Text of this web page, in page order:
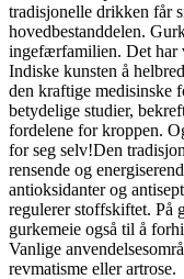
tradisjonelle drikken får
hovedbestanddelen.
ingefærfamilien. Det har
Indiske kunsten å
den kraftige medisinske
betydelige studier,
fordelene for kroppen.
for seg selv!Den
rensende og
antioksidanter og
regulerer stoffskiftet. På
gurkemeie også til å
Vanlige
revmatisme eller artrose.